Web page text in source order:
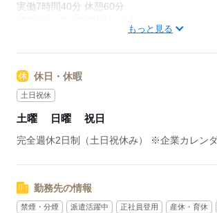
実働7時間40分 休憩60分
もっと見る
休日・休暇
土日祝休
土曜 日曜 祝日
完全週休2日制（土日祝休み） ※企業カレン
勤務先の情報
禁煙・分煙 派遣活躍中 正社員登用 産休・育休